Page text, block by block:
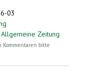
03
Zeitung
Kongress zu
Kommentaren bitte